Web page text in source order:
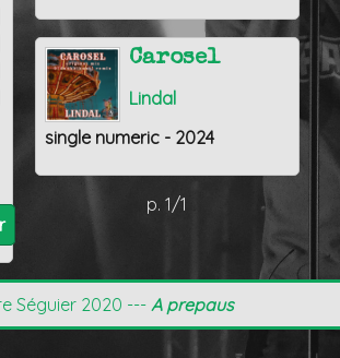
Carosel
Lindal
single numeric - 2024
p. 1/1
Séguier 2020 --- A prepaus